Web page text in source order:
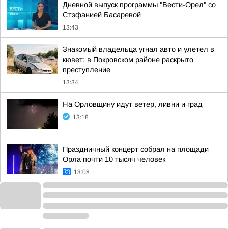
Дневной выпуск программы "Вести-Орел" со
Стэфанией Басаревой
13:43
Знакомый владельца угнал авто и улетел в
кювет: в Покровском районе раскрыто
преступление
13:34
На Орловщину идут ветер, ливни и град
13:18
Праздничный концерт собрал на площади
Орла почти 10 тысяч человек
13:08